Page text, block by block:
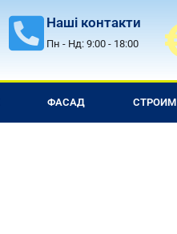
Наші контакти
Пн - Нд: 9:00 - 18:00
ФАСАД СТРОИМ